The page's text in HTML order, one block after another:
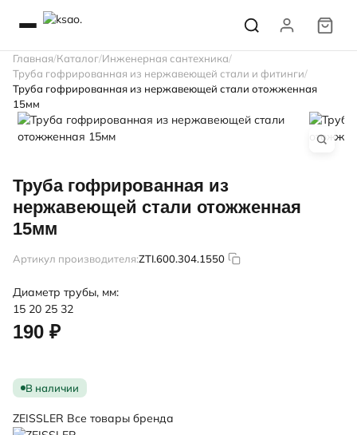
Главная Каталог Инженерная сантехника
Труба гофрированная из нержавеющей стали и фитинги
Труба гофрированная из нержавеющей стали отожженная
15мм
Труба гофрированная из
нержавеющей стали отожженная
15мм
Артикул производителя:ZTI.600.304.1550
Диаметр трубы, мм:
15 20 25 32
190 ₽
В наличии
ZEISSLER Все товары бренда